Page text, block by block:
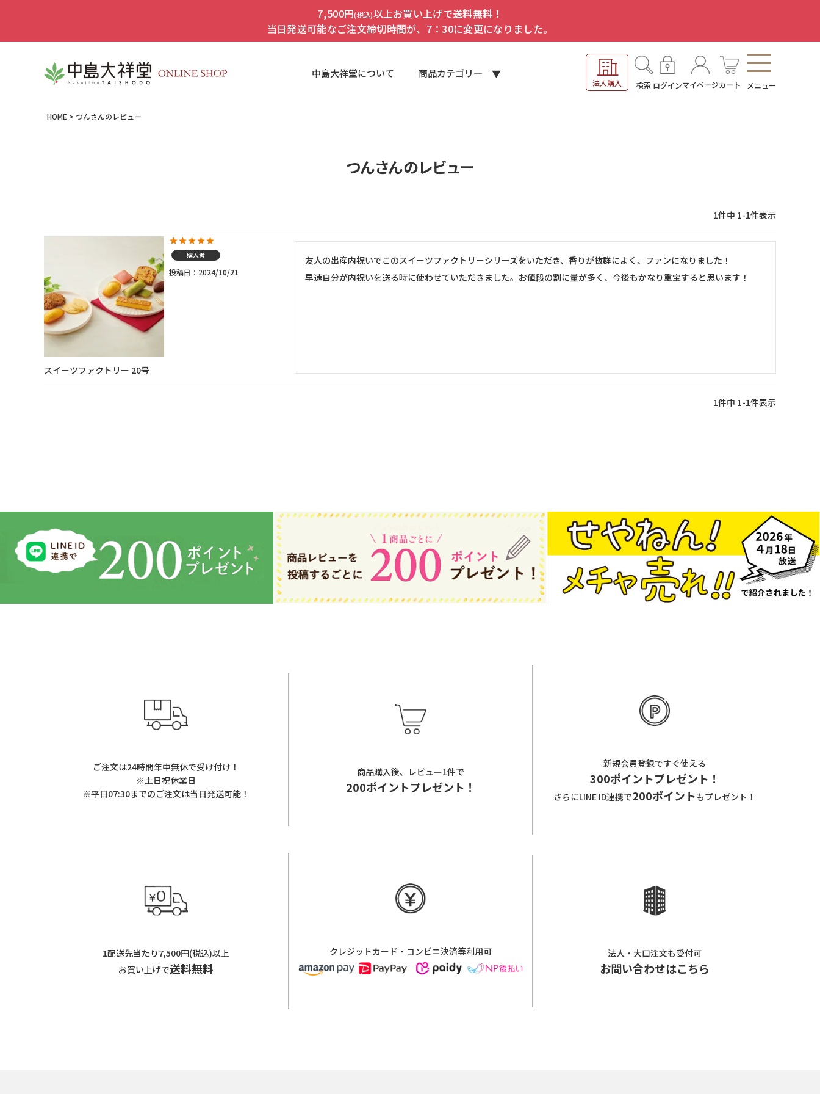
7,500円(税込)以上お買い上げで送料無料！
当日発送可能なご注文締切時間が、7：30に変更になりました。
中島大祥堂について 商品カテゴリ―
法人購入 検索 ログインマイページカート メニュー
HOME つんさんのレビュー
つんさんのレビュー
1件中 1-1件表示
スイーツファクトリー 20号
購入者
投稿日 2024/10/21
友人の出産内祝いでこのスイーツファクトリーシリーズをいただき、香りが抜群によく、ファンになりました！
早速自分が内祝いを送る時に使わせていただきました。お値段の割に量が多く、今後もかなり重宝すると思います！
1件中 1-1件表示
ご注文は24時間年中無休で受け付け！
※土日祝休業日
※平日07:30までのご注文は当日発送可能！
商品購入後、レビュー1件で
200ポイントプレゼント！
新規会員登録ですぐ使える
300ポイントプレゼント！
さらにLINE ID連携で200ポイントもプレゼント！
1配送先当たり7,500円(税込)以上
お買い上げで送料無料
クレジットカード・コンビニ決済等利用可 法人・大口注文も受付可
お問い合わせはこちら